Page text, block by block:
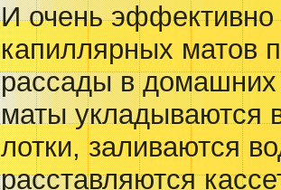
И очень эффективно
капиллярных матов
рассады в
маты укладываются
лотки, заливаются
расставляются